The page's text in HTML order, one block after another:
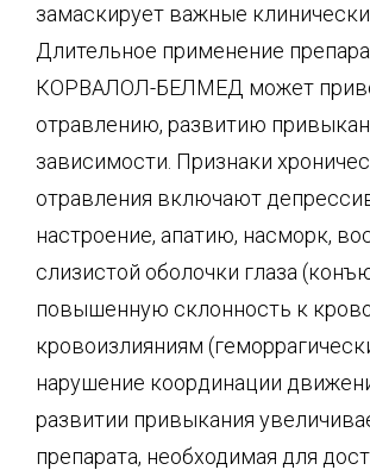
замаскирует важные
Длительное применение
КОРВАЛОЛ-БЕЛМЕД может
отравлению, развитию
зависимости. Признаки
отравления включают
настроение, апатию, насморк,
слизистой оболочки глаза
повышенную склонность к
кровоизлияниям
нарушение координации
развитии привыкания
препарата, необходимая для